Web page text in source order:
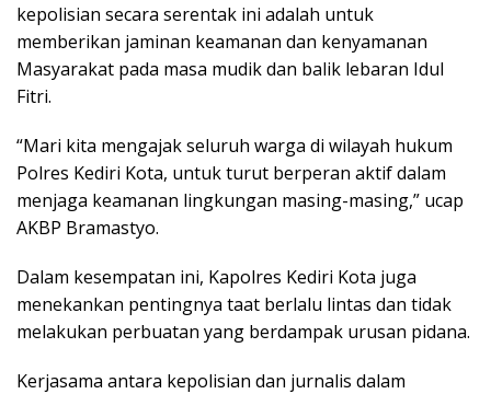
kepolisian secara serentak ini adalah untuk
memberikan jaminan keamanan dan kenyamanan
Masyarakat pada masa mudik dan balik lebaran Idul
Fitri.
“Mari kita mengajak seluruh warga di wilayah hukum
Polres Kediri Kota, untuk turut berperan aktif dalam
menjaga keamanan lingkungan masing-masing,” ucap
AKBP Bramastyo.
Dalam kesempatan ini, Kapolres Kediri Kota juga
menekankan pentingnya taat berlalu lintas dan tidak
melakukan perbuatan yang berdampak urusan pidana.
Kerjasama antara kepolisian dan jurnalis dalam